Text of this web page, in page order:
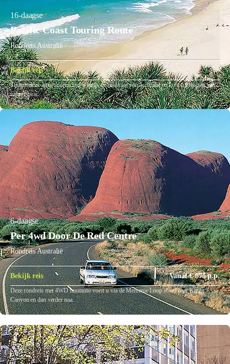
16-daagse
Pacific Coast Touring Route
Rondreis Australië
Bekijk reis
Tijdens deze autorondreis rijd u langs de oostkust van Australië en kunt u genieten van
natuur, prac…
6-daagse
Per 4wd Door De Red Centre
Rondreis Australië
Bekijk reis Vanaf € 875 p.p.
Deze rondreis met 4WD huurauto voert u via de Mereenie Loop Road naar Kings
Canyon en dan verder naa…